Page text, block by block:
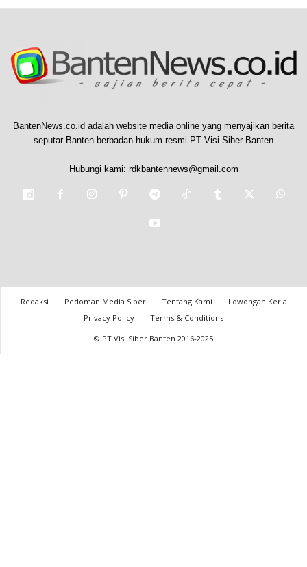
BantenNews.co.id adalah website media online yang menyajikan berita
seputar Banten berbadan hukum resmi PT Visi Siber Banten
Hubungi kami: rdkbantennews@gmail.com
Redaksi Pedoman Media Siber Tentang Kami
Lowongan Kerja
Privacy Policy
Terms & Conditions
© PT Visi Siber Banten 2016-2025